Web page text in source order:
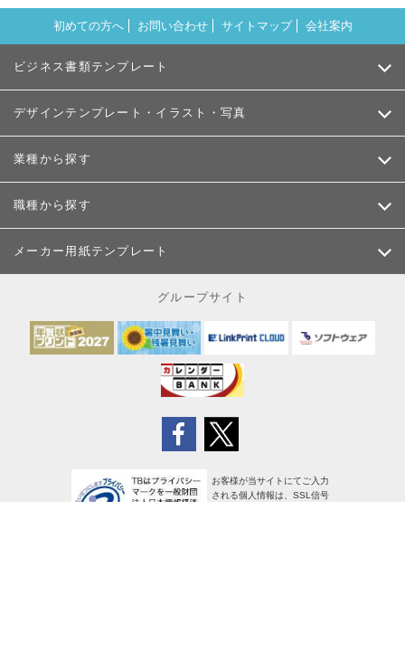
初めての方へ お問い合わせ サイトマップ 会社案内
ビジネス書類テンプレート
デザインテンプレート・イラスト・写真
業種から探す
職種から探す
メーカー用紙テンプレート
グループサイト
お客様が当サイトにてご入力
される個人情報は、SSL信号